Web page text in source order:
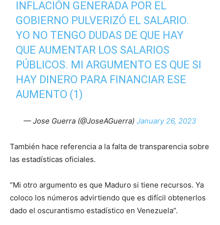
INFLACIÓN GENERADA POR EL
GOBIERNO PULVERIZÓ EL SALARIO.
YO NO TENGO DUDAS DE QUE HAY
QUE AUMENTAR LOS SALARIOS
PÚBLICOS. MI ARGUMENTO ES QUE SI
HAY DINERO PARA FINANCIAR ESE
AUMENTO (1)
— Jose Guerra (@JoseAGuerra) January 26, 2023
También hace referencia a la falta de transparencia sobre
las estadísticas oficiales.
“Mi otro argumento es que Maduro si tiene recursos. Ya
coloco los números advirtiendo que es difícil obtenerlos
dado el oscurantismo estadístico en Venezuela”.